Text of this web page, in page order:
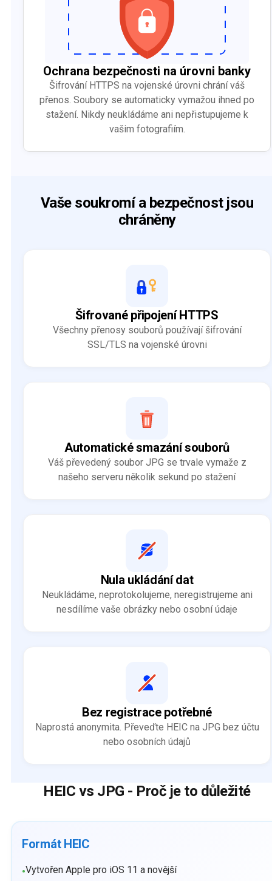
Ochrana bezpečnosti na úrovni banky
Šifrování HTTPS na vojenské úrovni chrání váš
přenos. Soubory se automaticky vymažou ihned po
stažení. Nikdy neukládáme ani nepřistupujeme k
vašim fotografiím.
Vaše soukromí a bezpečnost jsou
chráněny
Šifrované připojení HTTPS
Všechny přenosy souborů používají šifrování
SSL/TLS na vojenské úrovni
Automatické smazání souborů
Váš převedený soubor JPG se trvale vymaže z
našeho serveru několik sekund po stažení
Nula ukládání dat
Neukládáme, neprotokolujeme, neregistrujeme ani
nesdílíme vaše obrázky nebo osobní údaje
Bez registrace potřebné
Naprostá anonymita. Převeďte HEIC na JPG bez účtu
nebo osobních údajů
HEIC vs JPG - Proč je to důležité
Formát HEIC
•Vytvořen Apple pro iOS 11 a novější